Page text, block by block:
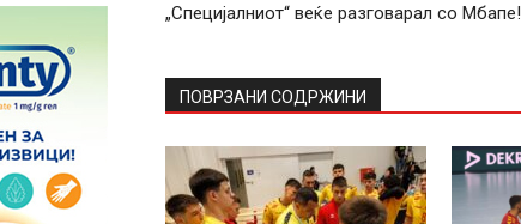
„Специјалниот“ веќе разговарал со Мбапе!
ПОВРЗАНИ СОДРЖИНИ